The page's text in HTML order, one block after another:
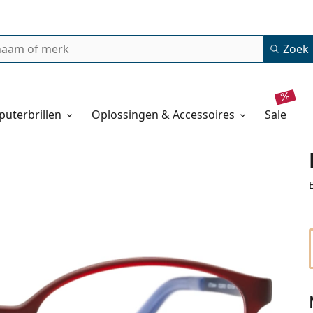
Zoek
Oplossingen & Accessoires sale